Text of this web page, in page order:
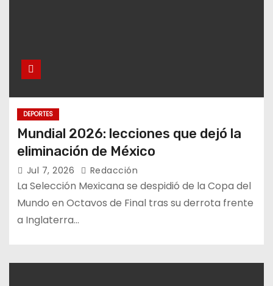
DEPORTES
Mundial 2026: lecciones que dejó la
eliminación de México
Jul 7, 2026 Redacción
La Selección Mexicana se despidió de la Copa del
Mundo en Octavos de Final tras su derrota frente
a Inglaterra…